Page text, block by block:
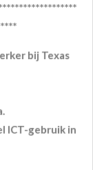
bij Texas
ICT-gebruik in